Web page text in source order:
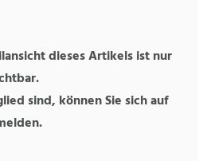
dieses Artikels ist nur
sind, können Sie sich auf